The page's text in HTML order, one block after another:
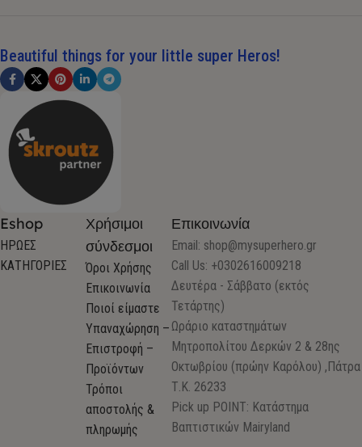
Beautiful things for your little super Heros!
Eshop
ΗΡΩΕΣ
ΚΑΤΗΓΟΡΙΕΣ
Χρήσιμοι
σύνδεσμοι
Όροι Χρήσης
Επικοινωνία
Ποιοί είμαστε
Υπαναχώρηση –
Επιστροφή –
Προϊόντων
Τρόποι
αποστολής &
πληρωμής
Επικοινωνία
Email: shop@mysuperhero.gr
Call Us: +0302616009218
Δευτέρα - Σάββατο (εκτός
Τετάρτης)
Ωράριο καταστημάτων
Μητροπολίτου Δερκών 2 & 28ης
Οκτωβρίου (πρώην Καρόλου) ,Πάτρα
Τ.Κ. 26233
Pick up POINT: Κατάστημα
Βαπτιστικών Mairyland